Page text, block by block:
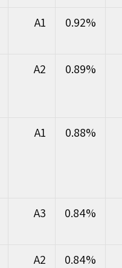
0.92%
A1
0.89%
A2
0.88%
A1
0.84%
A3
0.84%
A2